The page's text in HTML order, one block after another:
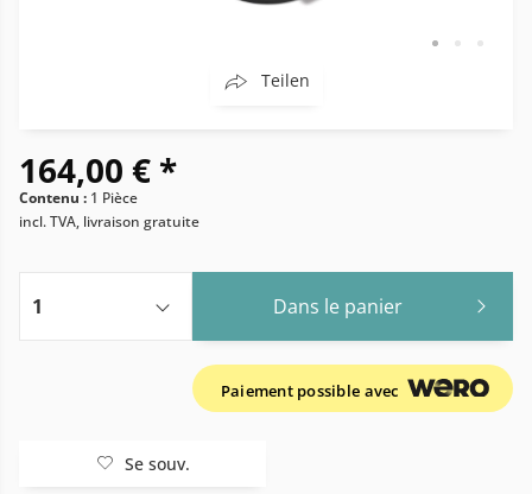
Teilen
164,00 € *
Contenu : 1 Pièce
incl. TVA, livraison gratuite
Dans le panier
Paiement possible avec
Se souv.